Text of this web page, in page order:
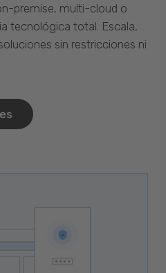
premise, multi-cloud o
tecnológica total. Escala,
sin restricciones ni